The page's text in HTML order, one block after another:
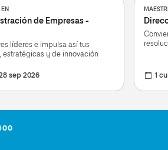
de Empresas -
líderes e impulsa así tus
estratégicas y de innovación
sep 2026 1